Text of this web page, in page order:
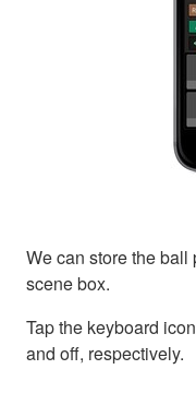
We can store the
scene box.
Tap the keyboard
and off, respectively.